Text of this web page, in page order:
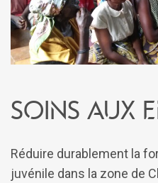
Soins aux
Réduire durablement la
juvénile dans la zone de